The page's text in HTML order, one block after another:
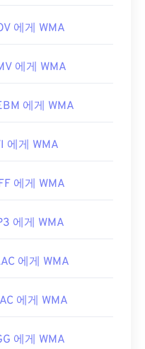
에게 WMA
에게 WMA
에게 WMA
에게 WMA
에게 WMA
에게 WMA
에게 WMA
에게 WMA
에게 WMA